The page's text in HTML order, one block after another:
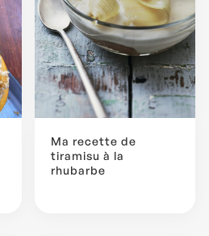
Ma recette de
tiramisu à la
rhubarbe